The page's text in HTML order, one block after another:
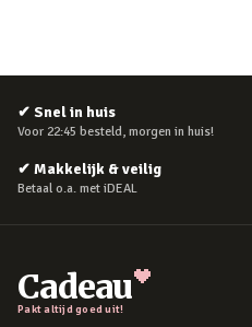
✔ Snel in huis
Voor 22:45 besteld, morgen in huis!
✔ Makkelijk & veilig
Betaal o.a. met iDEAL
Cadeau
Pakt altijd goed uit!